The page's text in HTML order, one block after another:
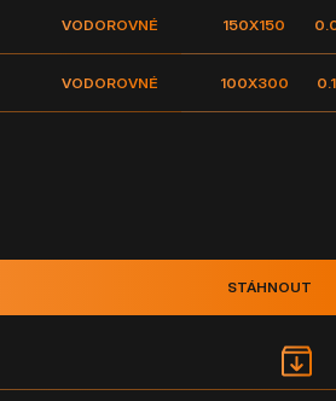
VODOROVNÉ
VODOROVNÉ
150X150
100X300
STÁHNOUT